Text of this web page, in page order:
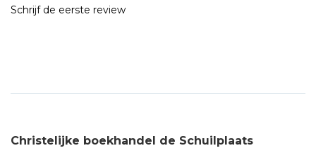
Schrijf de eerste review
Christelijke boekhandel de Schuilplaats